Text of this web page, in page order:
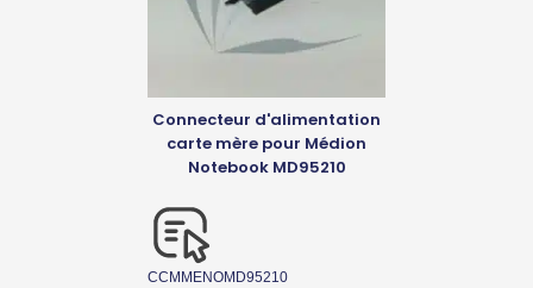
Connecteur d'alimentation
carte mère pour Médion
Notebook MD95210
CCMMENOMD95210